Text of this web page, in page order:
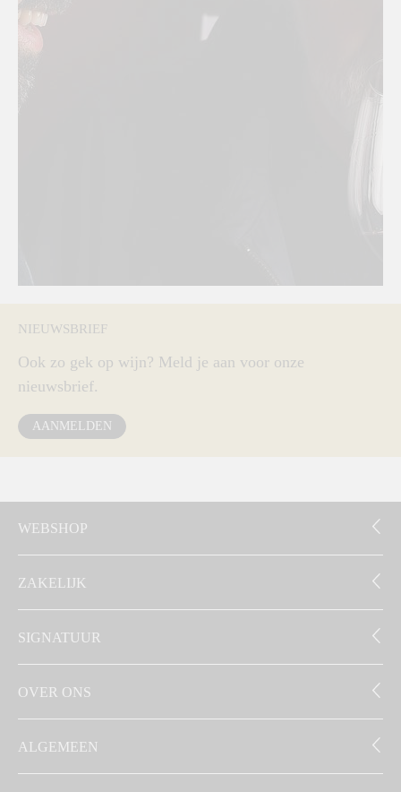
NIEUWSBRIEF
Ook zo gek op wijn? Meld je aan voor onze
nieuwsbrief.
AANMELDEN
WEBSHOP
ZAKELIJK
SIGNATUUR
OVER ONS
ALGEMEEN